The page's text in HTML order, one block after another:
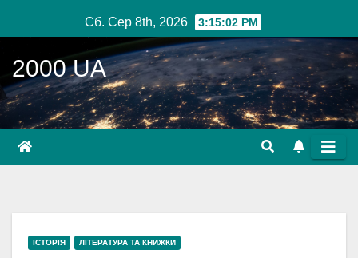
до
вмісту
Сб. Сер 8th, 2026 3:15:03 PM
2000 UA
ІСТОРІЯ ЛІТЕРАТУРА ТА КНИЖКИ